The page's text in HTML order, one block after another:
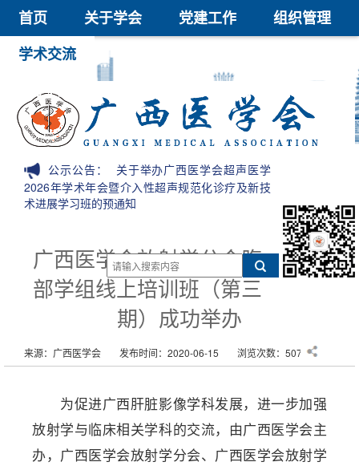
首页 关于学会 党建工作
组织管理
学术交流
继续教育
医学科技奖
信息公开
公示公告： 关于举办广西医学会超声医学
2026年学术年会暨介入性超声规范化诊疗及新技
术进展学习班的预通知
广西医学会放射学分会腹
部学组线上培训班（第三
期）成功举办
来源：广西医学会 发布时间：2020-06-15 浏览次数：5079次
为促进广西肝脏影像学科发展，进一步加强
放射学与临床相关学科的交流，由广西医学会主
办，广西医学会放射学分会、广西医学会放射学